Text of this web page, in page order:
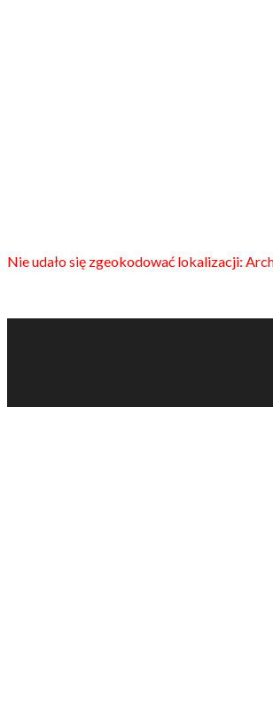
Nie udało się zgeokodować lokalizacji: